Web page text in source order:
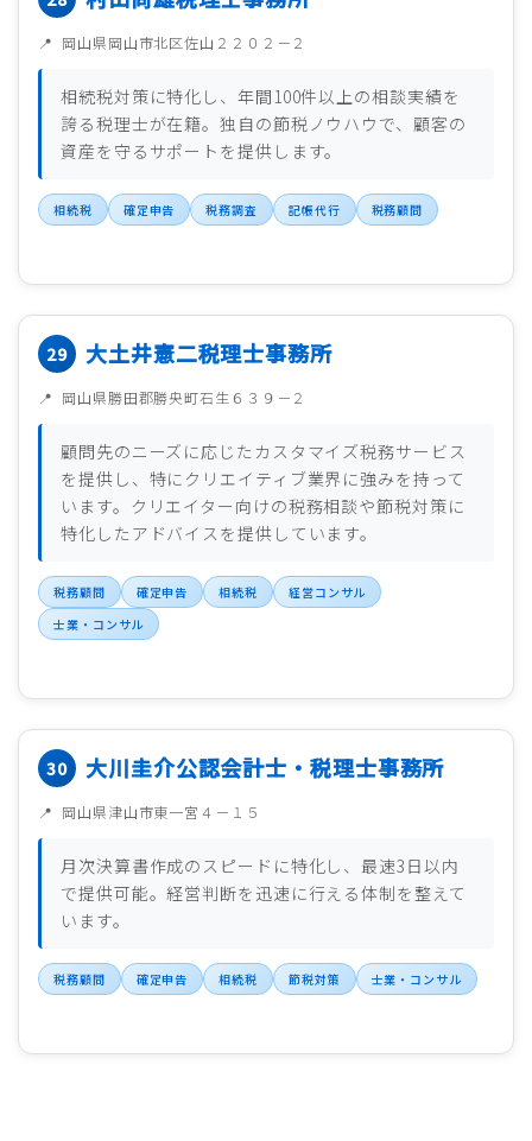
岡山県岡山市北区佐山２２０２－２
相続税対策に特化し、年間100件以上の相談実績を
誇る税理士が在籍。独自の節税ノウハウで、顧客の
資産を守るサポートを提供します。
相続税 確定申告 税務調査 記帳代行 税務顧問
大土井憲二税理士事務所
岡山県勝田郡勝央町石生６３９－２
顧問先のニーズに応じたカスタマイズ税務サービス
を提供し、特にクリエイティブ業界に強みを持って
います。クリエイター向けの税務相談や節税対策に
特化したアドバイスを提供しています。
税務顧問 確定申告 相続税
経営コンサル
士業・コンサル
大川圭介公認会計士・税理士事務所
岡山県津山市東一宮４－１５
月次決算書作成のスピードに特化し、最速3日以内
で提供可能。経営判断を迅速に行える体制を整えて
います。
税務顧問 確定申告 相続税 節税対策 士業・コンサル